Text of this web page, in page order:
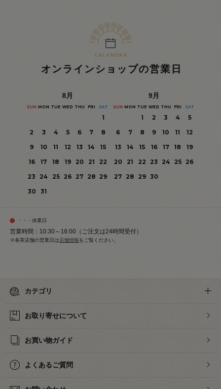
オンラインショップの営業日
8月
SUN MON TUE WED THU FRI SAT
1
2
3 4 5 6 7
8
9
10 11 12 13 14
15
16
17 18 19 20 21
22
23
24 25 26 27 28 29
30
31
9月
SUN MON TUE WED THU FRI SAT
1 2 3 4
5
6
7 8 9 10 11
12
13
14 15 16 17 18
19
20
21 22 23 24 25
26
27 28 29 30
・・・休業日
営業時間：10:30～16:00（ご注文は24時間受付）
※各実店舗の営業日は 店舗情報をご覧ください。
カテゴリ
お取り寄せについて
お買い物ガイド
よくあるご質問